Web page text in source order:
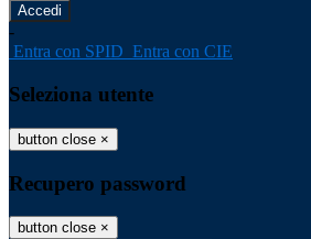
-
Entra con SPID Entra con CIE
Seleziona utente
button close ×
Recupero password
button close ×